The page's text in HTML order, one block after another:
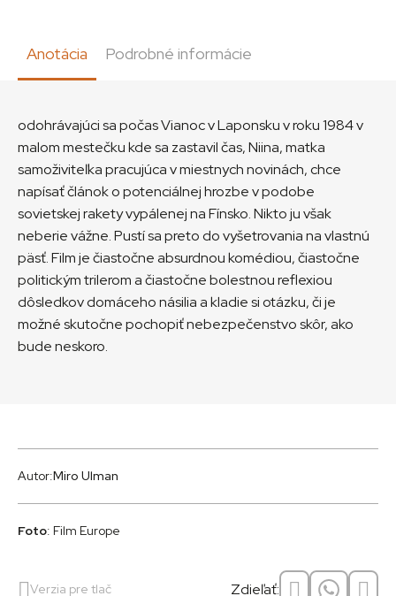
Anotácia Podrobné informácie
odohrávajúci sa počas Vianoc v Laponsku v roku 1984 v
malom mestečku kde sa zastavil čas, Niina, matka
samoživiteľka pracujúca v miestnych novinách, chce
napísať článok o potenciálnej hrozbe v podobe
sovietskej rakety vypálenej na Fínsko. Nikto ju však
neberie vážne. Pustí sa preto do vyšetrovania na vlastnú
päsť. Film je čiastočne absurdnou komédiou, čiastočne
politickým trilerom a čiastočne bolestnou reflexiou
dôsledkov domáceho násilia a kladie si otázku, či je
možné skutočne pochopiť nebezpečenstvo skôr, ako
bude neskoro.
Autor:Miro Ulman
Foto: Film Europe
Verzia pre tlač Zdieľať: